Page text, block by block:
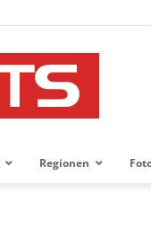
Regionen